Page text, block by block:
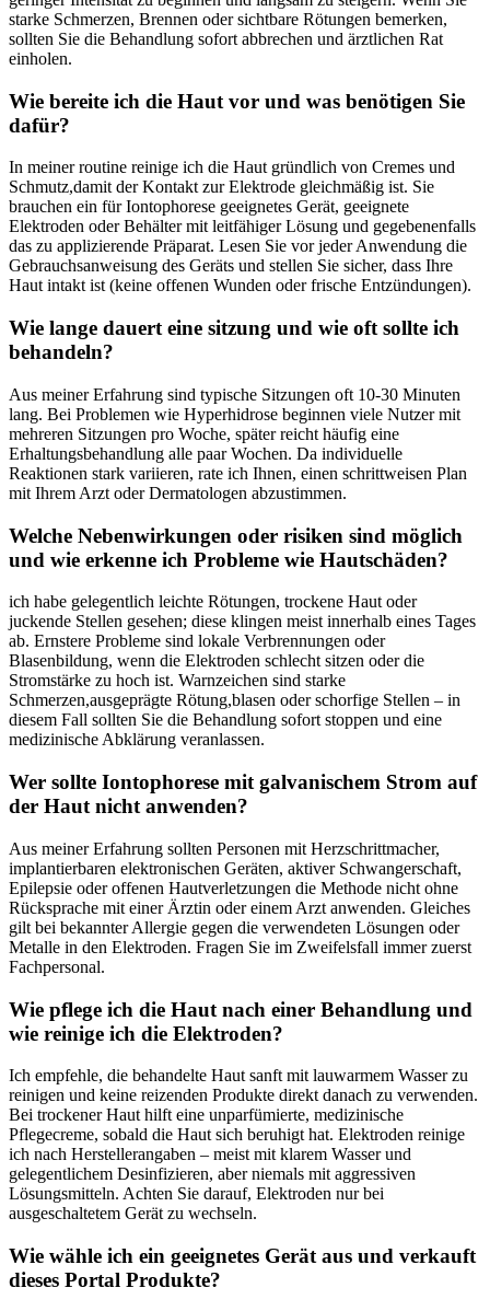
starke Schmerzen, Brennen oder sichtbare‌ Rötungen bemerken,
sollten Sie die Behandlung sofort abbrechen und ärztlichen Rat
einholen.
Wie bereite ich ⁤die Haut vor und was benötigen Sie
dafür?
In meiner routine reinige ich die Haut gründlich von Cremes und
‌Schmutz,damit der Kontakt zur Elektrode gleichmäßig ist. Sie​
brauchen ein für Iontophorese geeignetes‍ Gerät, geeignete
Elektroden oder Behälter mit leitfähiger Lösung und gegebenenfalls
das zu applizierende Präparat. ⁢Lesen Sie vor jeder Anwendung die
Gebrauchsanweisung des Geräts und stellen Sie sicher, dass Ihre
Haut intakt ist (keine offenen Wunden oder frische Entzündungen).
Wie⁣ lange dauert eine sitzung und wie ​oft sollte ich
behandeln?
Aus meiner ⁢Erfahrung sind typische Sitzungen oft 10-30 Minuten
lang. Bei Problemen ⁢wie Hyperhidrose⁢ beginnen⁢ viele Nutzer mit
mehreren Sitzungen pro Woche, später reicht häufig eine
Erhaltungsbehandlung alle paar Wochen. Da individuelle
Reaktionen stark variieren, rate ich Ihnen, einen schrittweisen Plan
mit Ihrem Arzt oder Dermatologen abzustimmen.
Welche Nebenwirkungen oder risiken sind‌ möglich
und wie erkenne ich Probleme⁢ wie Hautschäden?
ich⁢ habe gelegentlich leichte Rötungen, ⁤trockene Haut oder
juckende Stellen gesehen; diese klingen meist‌ innerhalb eines Tages
ab. Ernstere Probleme sind lokale Verbrennungen oder
Blasenbildung,⁢ wenn die‌ Elektroden schlecht sitzen oder die
Stromstärke zu hoch⁢ ist. Warnzeichen sind ​starke
Schmerzen,ausgeprägte Rötung,blasen oder ⁢schorfige Stellen – in
diesem Fall sollten⁤ Sie die Behandlung sofort stoppen und eine
medizinische Abklärung veranlassen.
Wer sollte Iontophorese mit galvanischem Strom auf
der Haut nicht anwenden?
Aus meiner Erfahrung sollten Personen mit Herzschrittmacher,
implantierbaren ‌elektronischen Geräten, aktiver Schwangerschaft,⁤
Epilepsie oder offenen Hautverletzungen die Methode nicht ohne
Rücksprache mit einer Ärztin oder einem Arzt anwenden. Gleiches
gilt bei bekannter Allergie gegen die verwendeten Lösungen oder
Metalle in den Elektroden. Fragen Sie im Zweifelsfall immer zuerst
Fachpersonal.
Wie pflege ich die ‌Haut nach einer Behandlung und
wie reinige ich die⁣ Elektroden?
Ich empfehle, die behandelte ⁢Haut‍ sanft mit lauwarmem Wasser zu
reinigen und keine reizenden⁣ Produkte direkt danach zu verwenden.
Bei trockener Haut hilft eine unparfümierte, medizinische
Pflegecreme, sobald die Haut sich beruhigt ⁢hat. Elektroden reinige⁤
ich nach Herstellerangaben – meist mit klarem Wasser und
gelegentlichem Desinfizieren, aber niemals mit aggressiven
Lösungsmitteln. Achten Sie darauf, ​Elektroden nur bei
ausgeschaltetem Gerät zu⁤ wechseln.
Wie wähle ich ein geeignetes Gerät aus und verkauft
dieses Portal Produkte?